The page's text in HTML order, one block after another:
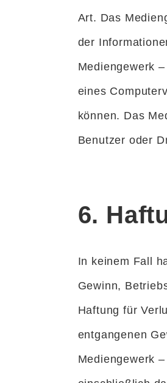
Art. Das
der
Mediengewerk
eines
können. Das
Benutzer oder
6.
In keinem Fall
Gewinn,
Haftung für
entgangenen
Mediengewerk